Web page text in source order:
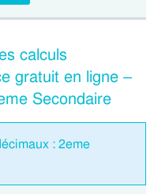
calculs
gratuit en ligne –
Secondaire
: 2eme